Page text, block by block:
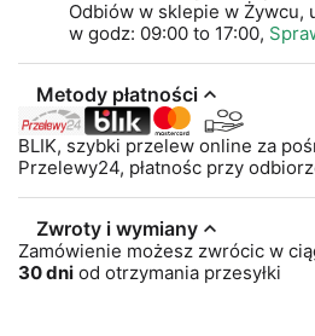
Odbiów w sklepie w Żywcu,
w godz: 09:00 to 17:00,
Metody płatności
BLIK, szybki przelew online za
Przelewy24, płatnośc przy
Zwroty i wymiany
Zamówienie możesz zwrócic w
30 dni od otrzymania przesyłki